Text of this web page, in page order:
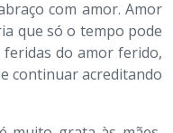
com amor. Amor
que só o tempo pode
do amor ferido,
continuar acreditando